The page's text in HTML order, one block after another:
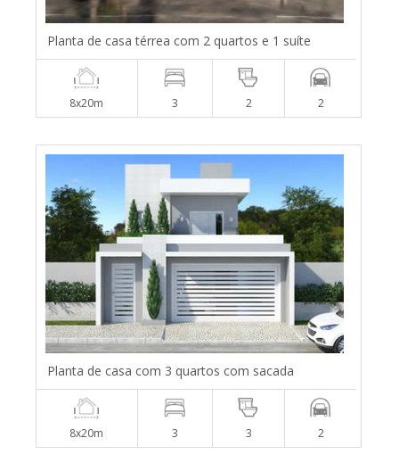
Planta de casa térrea com 2 quartos e 1 suíte
8x20m 3 2 2
Planta de casa com 3 quartos com sacada
8x20m 3 3 2